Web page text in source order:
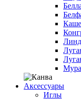
Аксессуары
Иглы